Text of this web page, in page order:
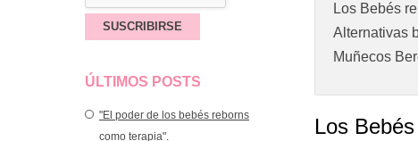
ÚLTIMOS POSTS
"El poder de los bebés reborns
como terapia".
Los Bebés
Alternativas
Muñecos
Los